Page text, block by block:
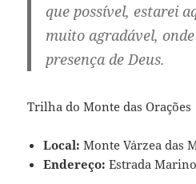
que possível, estarei
muito agradável,
presença de Deus.
Trilha do Monte das Orações
Local: Monte V´arzea das
Endereço: Estrada